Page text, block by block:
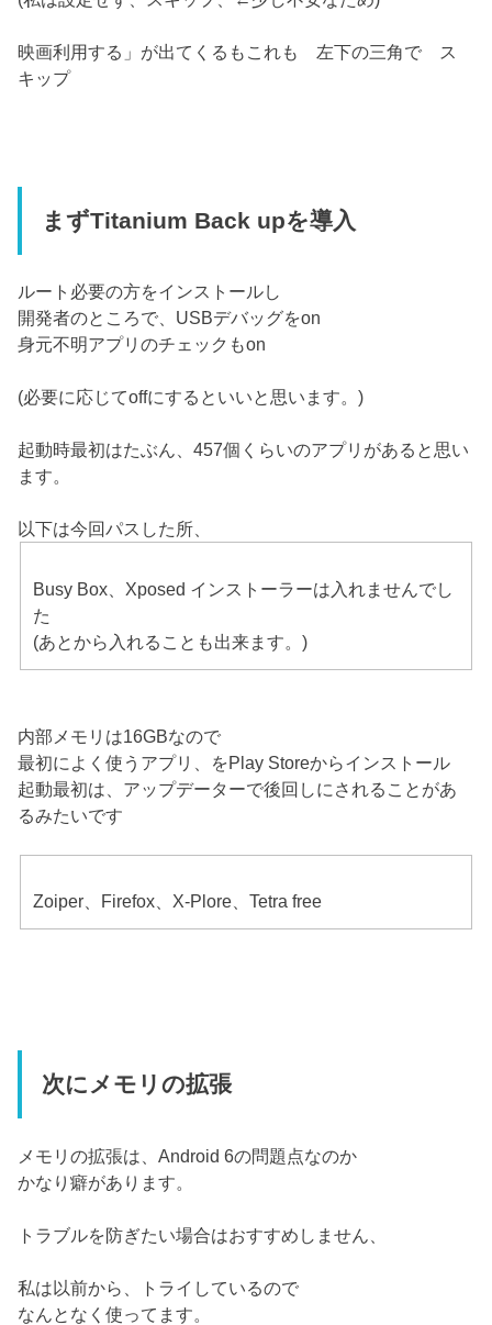
映画利用する」が出てくるもこれも 左下の三角で ス
キップ
まずTitanium Back upを導入
ルート必要の方をインストールし
開発者のところで、USBデバッグをon
身元不明アプリのチェックもon
(必要に応じてoffにするといいと思います。)
起動時最初はたぶん、457個くらいのアプリがあると思い
ます。
以下は今回パスした所、
Busy Box、Xposed インストーラーは入れませんでし
た
(あとから入れることも出来ます。)
内部メモリは16GBなので
最初によく使うアプリ、をPlay Storeからインストール
起動最初は、アップデーターで後回しにされることがあ
るみたいです
Zoiper、Firefox、X-Plore、Tetra free
次にメモリの拡張
メモリの拡張は、Android 6の問題点なのか
かなり癖があります。
トラブルを防ぎたい場合はおすすめしません、
私は以前から、トライしているので
なんとなく使ってます。